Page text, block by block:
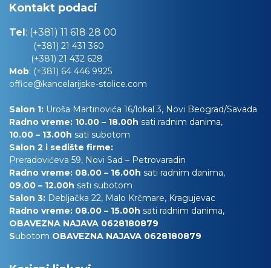
Kontakt podaci
Tel: (+381) 11 618 28 00
(+381) 21 431 360
(+381) 21 432 628
Mob: (+381) 64 446 9925
office@kancelarijske-stolice.com
Salon 1: Uroša Martinovića 16/lokal 3, Novi Beograd/Savada
Radno vreme: 10.00 – 18.00h sati radnim danima,
10.00 – 13.00h sati subotom
Salon 2 i sedište firme:
Preradovićeva 59, Novi Sad – Petrovaradin
Radno vreme: 08.00 – 16.00h sati radnim danima,
09.00 – 12.00h sati subotom
Salon 3: Debljačka 22, Malo Krčmare, Kragujevac
Radno vreme: 08.00 – 15.00h sati radnim danima,
OBAVEZNA NAJAVA 0628180879
Subotom OBAVEZNA NAJAVA 0628180879